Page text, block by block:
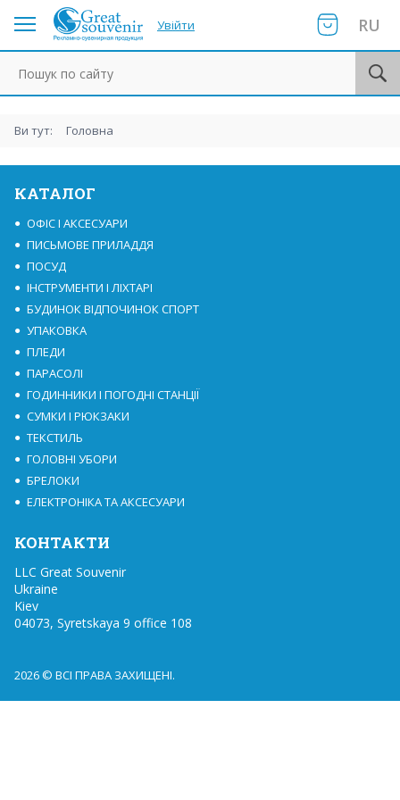
Увійти RU
Ви тут: Головна
КАТАЛОГ
ОФІС І АКСЕСУАРИ
ПИСЬМОВЕ ПРИЛАДДЯ
ПОСУД
ІНСТРУМЕНТИ І ЛІХТАРІ
БУДИНОК ВІДПОЧИНОК СПОРТ
УПАКОВКА
ПЛЕДИ
ПАРАСОЛІ
ГОДИННИКИ І ПОГОДНІ СТАНЦІЇ
СУМКИ І РЮКЗАКИ
ТЕКСТИЛЬ
ГОЛОВНІ УБОРИ
БРЕЛОКИ
ЕЛЕКТРОНІКА ТА АКСЕСУАРИ
КОНТАКТИ
LLC Great Souvenir
Ukraine
Kiev
04073, Syretskaya 9 office 108
2026 © ВСІ ПРАВА ЗАХИЩЕНІ.